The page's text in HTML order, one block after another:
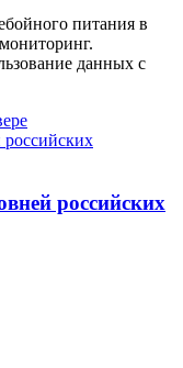
питания в
данных с
российских